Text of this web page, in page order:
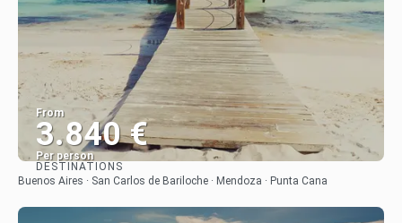
From
3.840 €
Per person
See
DESTINATIONS
Buenos Aires · San Carlos de Bariloche · Mendoza · Punta Cana